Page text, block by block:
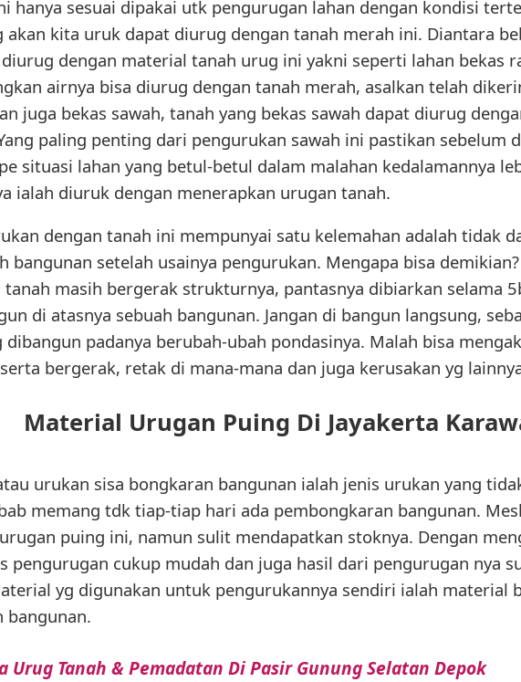
hanya sesuai dipakai utk pengurugan lahan dengan kondisi
akan kita uruk dapat diurug dengan tanah merah ini. Diantara
dengan material tanah urug ini yakni seperti lahan bekas
airnya bisa diurug dengan tanah merah, asalkan telah
juga bekas sawah, tanah yang bekas sawah dapat diurug
paling penting dari pengurukan sawah ini pastikan sebelum
situasi lahan yang betul-betul dalam malahan kedalamannya
ialah diuruk dengan menerapkan urugan tanah.
dengan tanah ini mempunyai satu kelemahan adalah tidak
bangunan setelah usainya pengurukan. Mengapa bisa
masih bergerak strukturnya, pantasnya dibiarkan selama
di atasnya sebuah bangunan. Jangan di bangun langsung,
dibangun padanya berubah-ubah pondasinya. Malah bisa
bergerak, retak di mana-mana dan juga kerusakan yg
Material Urugan Puing Di Jayakerta
urukan sisa bongkaran bangunan ialah jenis urukan yang
memang tdk tiap-tiap hari ada pembongkaran bangunan.
puing ini, namun sulit mendapatkan stoknya. Dengan
pengurugan cukup mudah dan juga hasil dari pengurugan nya
yg digunakan untuk pengurukannya sendiri ialah material
bangunan.
Urug Tanah & Pemadatan Di Pasir Gunung Selatan Depok